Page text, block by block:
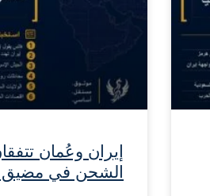
إيران وعُمان
الشحن في مضيق